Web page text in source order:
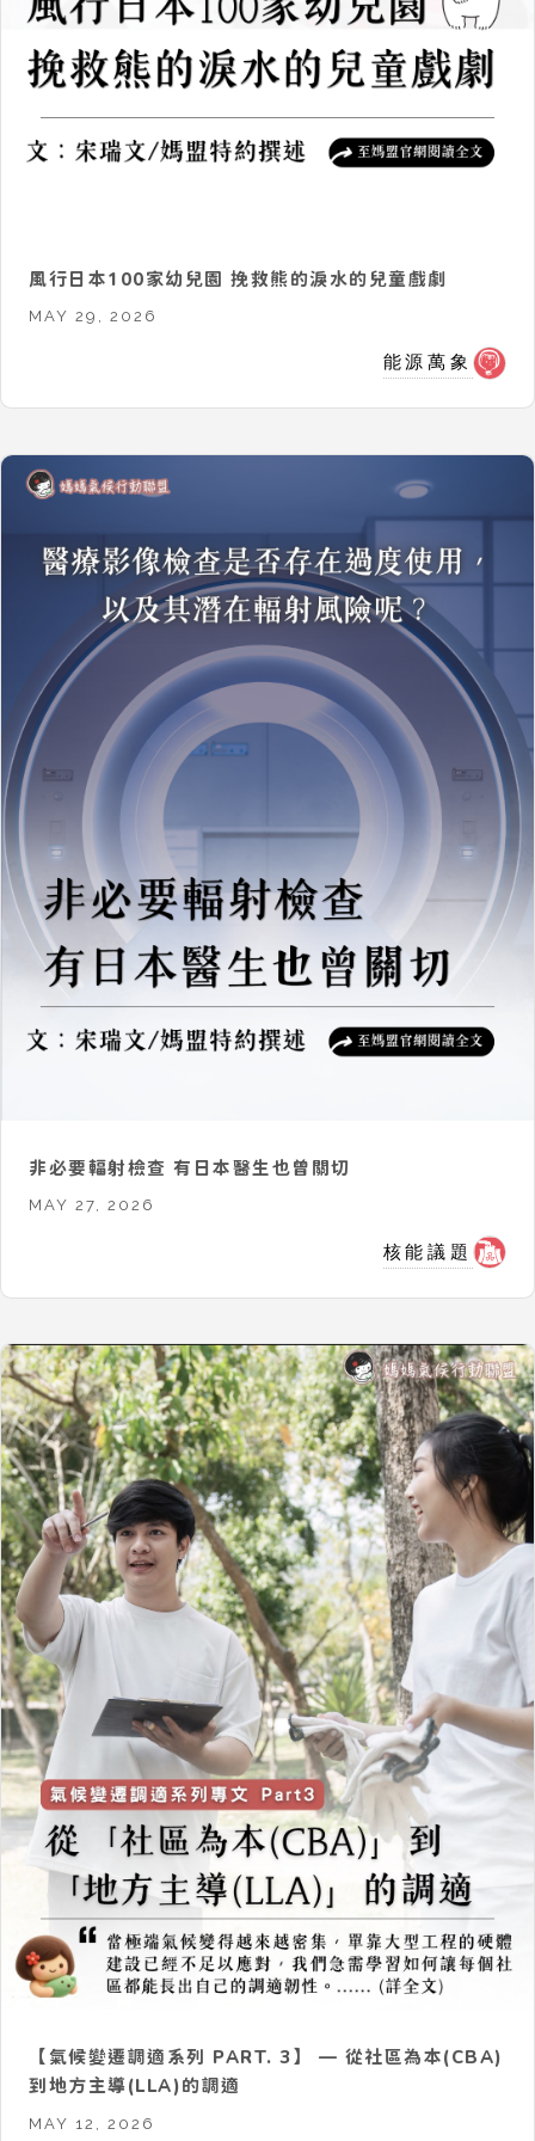
風行日本100家幼兒園 挽救熊的淚水的兒童戲劇
MAY 29, 2026
能源萬象
非必要輻射檢查 有日本醫生也曾關切
MAY 27, 2026
核能議題
【氣候變遷調適系列 PART. 3】 — 從社區為本(CBA)
到地方主導(LLA)的調適
MAY 12, 2026